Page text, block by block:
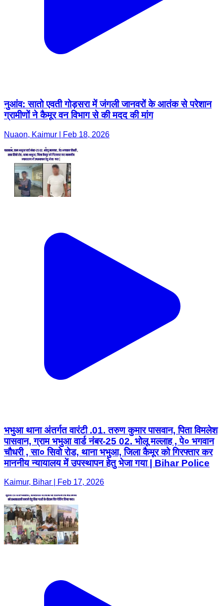
नुआंव: सातो एवती गोड़सरा में जंगली जानवरों के आतंक से परेशान
ग्रामीणों ने कैमूर वन विभाग से की मदद की मांग
Nuaon, Kaimur | Feb 18, 2026
भभुआ थाना अंतर्गत वारंटी .01. तरुण कुमार पासवान, पिता विमलेश
पासवान, ग्राम भभुआ वार्ड नंबर-25 02. भोलू मल्लाह , पे० भगवान
चौधरी , सा० सिवो रोड, थाना भभुआ, जिला कैमूर को गिरफ्तार कर
माननीय न्यायालय में उपस्थापन हेतु भेजा गया | Bihar Police
Kaimur, Bihar | Feb 17, 2026